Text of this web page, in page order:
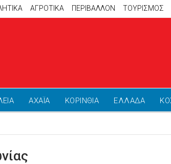
ΑΓΡΟΤΙΚΑ ΠΕΡΙΒΑΛΛΟΝ ΤΟΥΡΙΣΜΟΣ
ΑΧΑΪΑ ΚΟΡΙΝΘΙΑ ΕΛΛΑΔΑ